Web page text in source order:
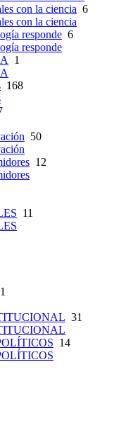
con la ciencia 6
con la ciencia
responde 6
responde
1
168
50
12
11
31
14